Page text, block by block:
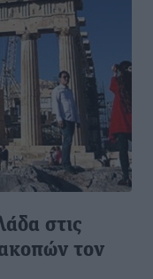
στις
τον